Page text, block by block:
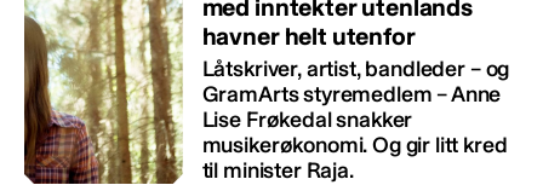
med inntekter utenlands
havner helt utenfor
Låtskriver, artist, bandleder – og
GramArts styremedlem – Anne
Lise Frøkedal snakker
musikerøkonomi. Og gir litt kred
til minister Raja.